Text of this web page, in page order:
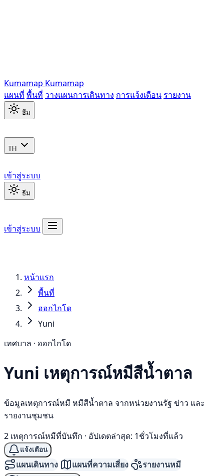
Kumamap Kumamap
แผนที่ พื้นที่ วางแผนการเดินทาง การแจ้งเตือน รายงาน
ธีม
TH
เข้าสู่ระบบ
ธีม
เข้าสู่ระบบ
หน้าแรก
พื้นที่
ฮอกไกโด
Yuni
เทศบาล · ฮอกไกโด
Yuni เหตุการณ์หมีสีน้ำตาล
ข้อมูลเหตุการณ์หมี หมีสีน้ำตาล จากหน่วยงานรัฐ ข่าว และ
รายงานชุมชน
2 เหตุการณ์หมีที่บันทึก · อัปเดตล่าสุด: 1ชั่วโมงที่แล้ว
แจ้งเตือน
แผนเดินทาง แผนที่ความเสี่ยง รายงานหมี